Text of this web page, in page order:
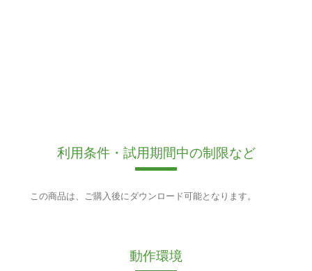
利用条件・試用期間中の制限など
この商品は、ご購入後にダウンロード可能となります。
動作環境